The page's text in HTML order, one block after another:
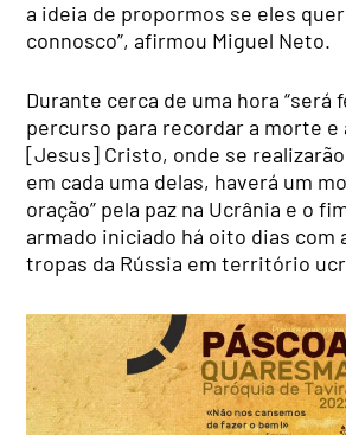
a ideia de propormos se eles
connosco”, afirmou Miguel Neto.
Durante cerca de uma hora “será
percurso para recordar a morte e
[Jesus] Cristo, onde se realizarão
em cada uma delas, haverá um
oração” pela paz na Ucrânia e o
armado iniciado há oito dias com
tropas da Rússia em território